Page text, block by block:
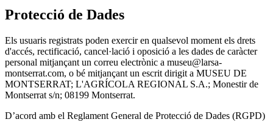
Protecció de Dades
Els usuaris registrats poden exercir en qualsevol moment els drets
d'accés, rectificació, cancel·lació i oposició a les dades de caràcter
personal mitjançant un correu electrònic a museu@larsa-
montserrat.com, o bé mitjançant un escrit dirigit a MUSEU DE
MONTSERRAT; L'AGRÍCOLA REGIONAL S.A.; Monestir de
Montserrat s/n; 08199 Montserrat.
D’acord amb el Reglament General de Protecció de Dades (RGPD)